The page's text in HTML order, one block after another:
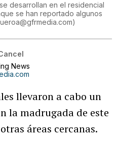
desarrollan en el residencial
se han reportado algunos
)
News
llevaron a cabo un
la madrugada de este
áreas cercanas.